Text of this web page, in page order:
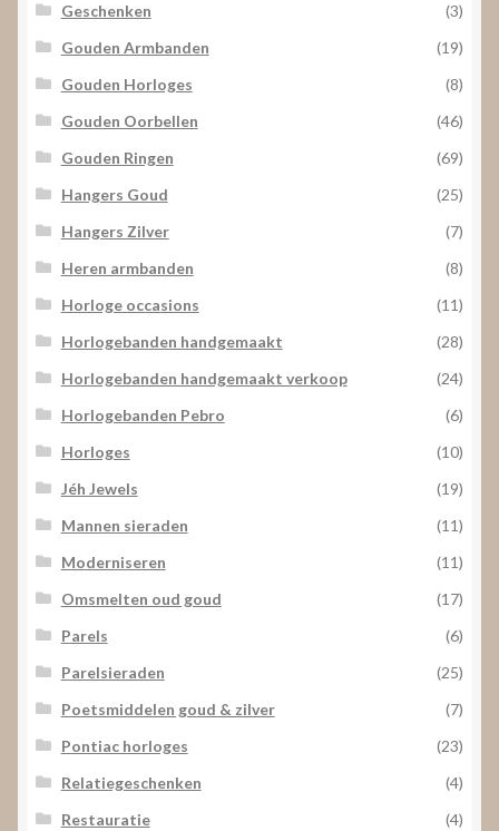
Geschenken
(3)
Gouden Armbanden
(19)
Gouden Horloges
(8)
Gouden Oorbellen
(46)
Gouden Ringen
(69)
Hangers Goud
(25)
Hangers Zilver
(7)
Heren armbanden
(8)
Horloge occasions
(11)
Horlogebanden handgemaakt
(28)
Horlogebanden handgemaakt verkoop
(24)
Horlogebanden Pebro
(6)
Horloges
(10)
Jéh Jewels
(19)
Mannen sieraden
(11)
Moderniseren
(11)
Omsmelten oud goud
(17)
Parels
(6)
Parelsieraden
(25)
Poetsmiddelen goud & zilver
(7)
Pontiac horloges
(23)
Relatiegeschenken
(4)
Restauratie
(4)